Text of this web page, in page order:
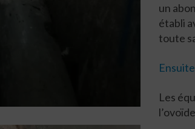
un
établi
toute
Les